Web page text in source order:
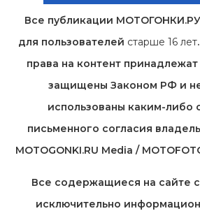
Все публикации
для пользователей старше 16 лет
права на контент
защищены Законом РФ и
использованы каким-либо
письменного согласия
MOTOGONKI.RU Media /
Все содержащиеся на cайте
исключительно